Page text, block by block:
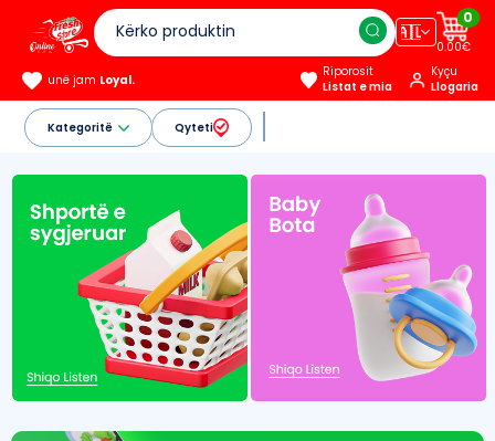
🇦🇱
0
0.00€
unë jam Loyal.
Riporosit
Listat e mia
Kyçu
Llogaria
Kategoritë Qyteti